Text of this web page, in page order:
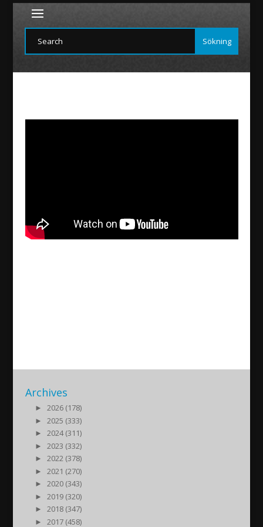
Archives
►
2026 (178)
►
2025 (333)
►
2024 (311)
►
2023 (332)
►
2022 (378)
►
2021 (270)
►
2020 (343)
►
2019 (320)
►
2018 (347)
►
2017 (458)